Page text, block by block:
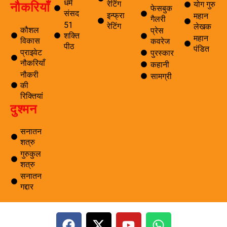
नौकरियाँ
कौशल
विकास
प्राइवेट
नौकरियाँ
नौकरी
की
रिक्तियां
दुश्मन
सनातन
शत्रु
गुरुकुल
शत्रु
सनातन
गद्दार
धर्म
संसद
51
शक्ति
पीठ
रेटिंग
इन्फ्रा
रेटिंग
फेसबुक
गैलरी
प्रेस
कवरेज
पुरस्कार
कहानी
सामग्री
योग गुरु
महान
लेखक
महान
पंडित
F X Y W